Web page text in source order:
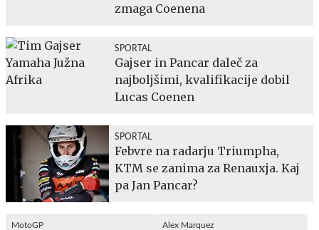
zmaga Coenena
SPORTAL
Gajser in Pancar daleč za
najboljšimi, kvalifikacije dobil
Lucas Coenen
SPORTAL
Febvre na radarju Triumpha,
KTM se zanima za Renauxja. Kaj
pa Jan Pancar?
MotoGP Alex Marquez